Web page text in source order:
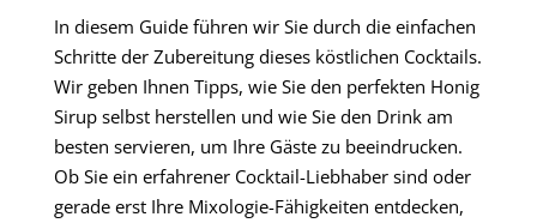
In diesem Guide führen wir Sie durch die einfachen
Schritte der Zubereitung dieses köstlichen Cocktails.
Wir geben Ihnen Tipps, wie Sie den perfekten Honig
Sirup selbst herstellen und wie Sie den Drink am
besten servieren, um Ihre Gäste zu beeindrucken.
Ob Sie ein erfahrener Cocktail-Liebhaber sind oder
gerade erst Ihre Mixologie-Fähigkeiten entdecken,